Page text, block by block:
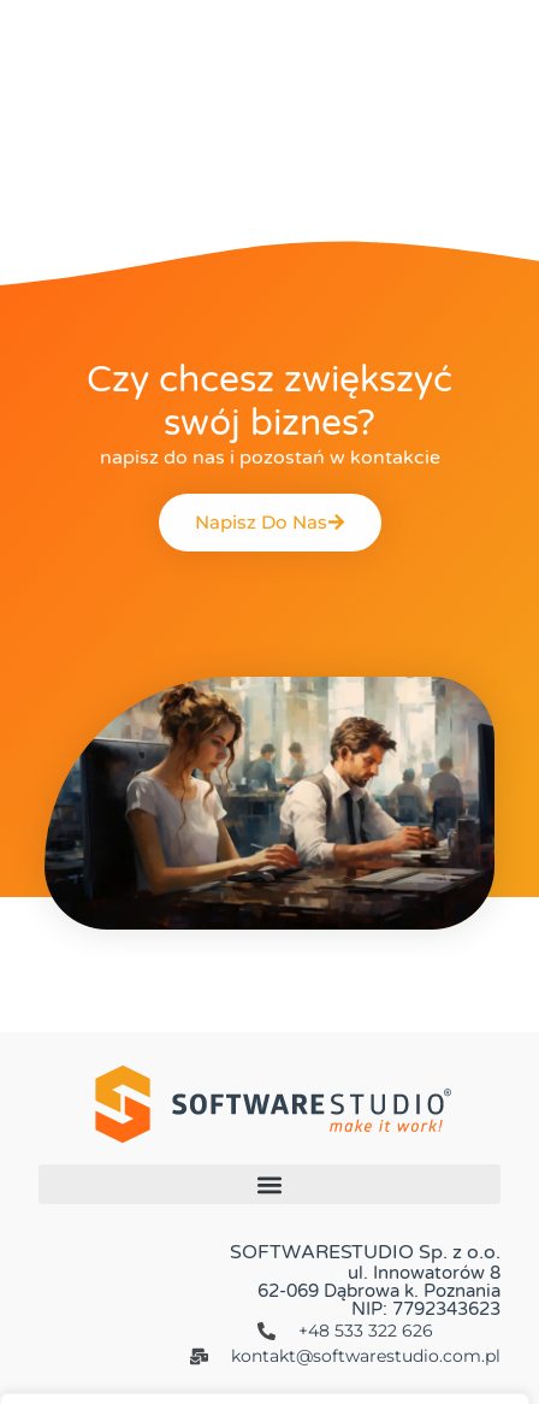
Czy chcesz zwiększyć
swój biznes?
napisz do nas i pozostań w kontakcie
Napisz Do Nas
SOFTWARESTUDIO Sp. z o.o.
ul. Innowatorów 8
62-069 Dąbrowa k. Poznania
NIP: 7792343623
+48 533 322 626
kontakt@softwarestudio.com.pl